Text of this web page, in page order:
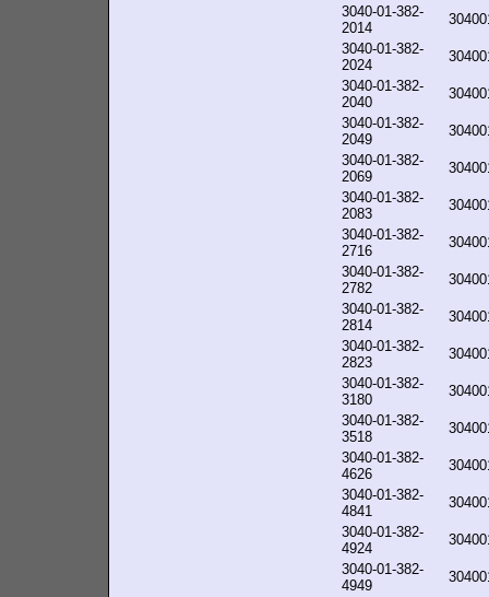
3040-01-382-
2014
3040-01-382-
2024
3040-01-382-
2040
3040-01-382-
2049
3040-01-382-
2069
3040-01-382-
2083
3040-01-382-
2716
3040-01-382-
2782
3040-01-382-
2814
3040-01-382-
2823
3040-01-382-
3180
3040-01-382-
3518
3040-01-382-
4626
3040-01-382-
4841
3040-01-382-
4924
3040-01-382-
4949